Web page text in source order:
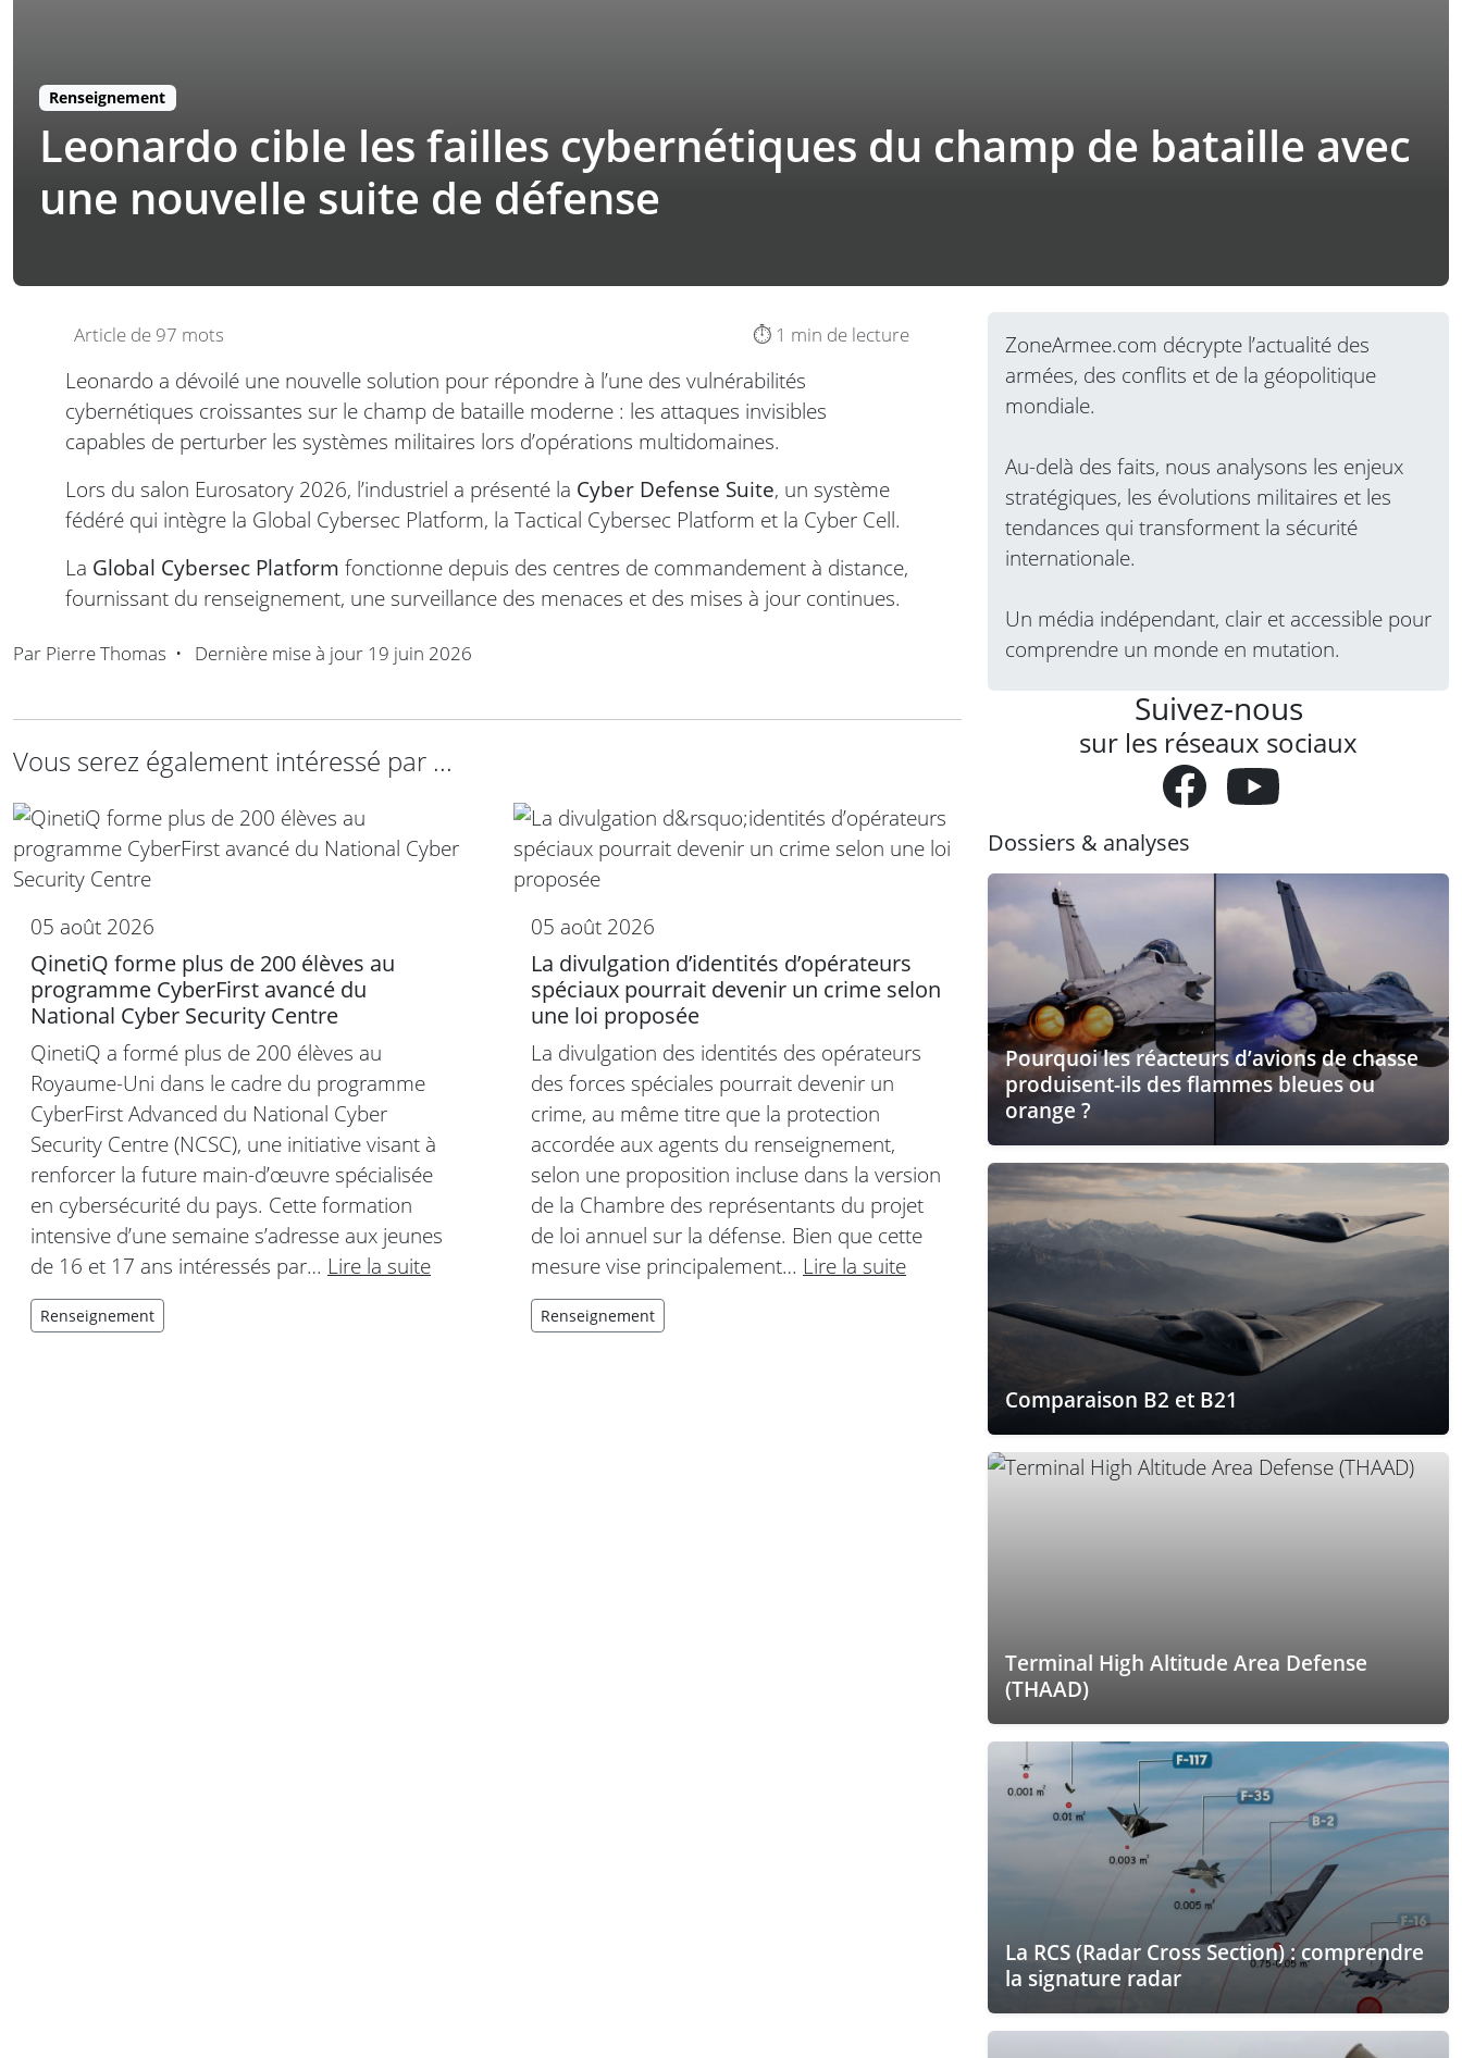
Renseignement
Leonardo cible les failles cybernétiques du champ de bataille avec
une nouvelle suite de défense
Article de 97 mots ⏱️ 1 min de lecture
Leonardo a dévoilé une nouvelle solution pour répondre à l’une des vulnérabilités
cybernétiques croissantes sur le champ de bataille moderne : les attaques invisibles
capables de perturber les systèmes militaires lors d’opérations multidomaines.
Lors du salon Eurosatory 2026, l’industriel a présenté la Cyber Defense Suite, un système
fédéré qui intègre la Global Cybersec Platform, la Tactical Cybersec Platform et la Cyber Cell.
La Global Cybersec Platform fonctionne depuis des centres de commandement à distance,
fournissant du renseignement, une surveillance des menaces et des mises à jour continues.
Par Pierre Thomas • Dernière mise à jour 19 juin 2026
Vous serez également intéressé par ...
05 août 2026
QinetiQ forme plus de 200 élèves au
programme CyberFirst avancé du
National Cyber Security Centre
QinetiQ a formé plus de 200 élèves au
Royaume-Uni dans le cadre du programme
CyberFirst Advanced du National Cyber
Security Centre (NCSC), une initiative visant à
renforcer la future main-d’œuvre spécialisée
en cybersécurité du pays. Cette formation
intensive d’une semaine s’adresse aux jeunes
de 16 et 17 ans intéressés par… Lire la suite
Renseignement
05 août 2026
La divulgation d’identités d’opérateurs
spéciaux pourrait devenir un crime selon
une loi proposée
La divulgation des identités des opérateurs
des forces spéciales pourrait devenir un
crime, au même titre que la protection
accordée aux agents du renseignement,
selon une proposition incluse dans la version
de la Chambre des représentants du projet
de loi annuel sur la défense. Bien que cette
mesure vise principalement… Lire la suite
Renseignement
ZoneArmee.com décrypte l’actualité des
armées, des conflits et de la géopolitique
mondiale.
Au-delà des faits, nous analysons les enjeux
stratégiques, les évolutions militaires et les
tendances qui transforment la sécurité
internationale.
Un média indépendant, clair et accessible pour
comprendre un monde en mutation.
Suivez-nous
sur les réseaux sociaux
Dossiers & analyses
Pourquoi les réacteurs d’avions de chasse
produisent-ils des flammes bleues ou
orange ?
Comparaison B2 et B21
Terminal High Altitude Area Defense
(THAAD)
La RCS (Radar Cross Section) : comprendre
la signature radar